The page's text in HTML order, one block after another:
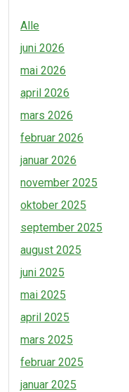
Alle
juni 2026
mai 2026
april 2026
mars 2026
februar 2026
januar 2026
november 2025
oktober 2025
september 2025
august 2025
juni 2025
mai 2025
april 2025
mars 2025
februar 2025
januar 2025